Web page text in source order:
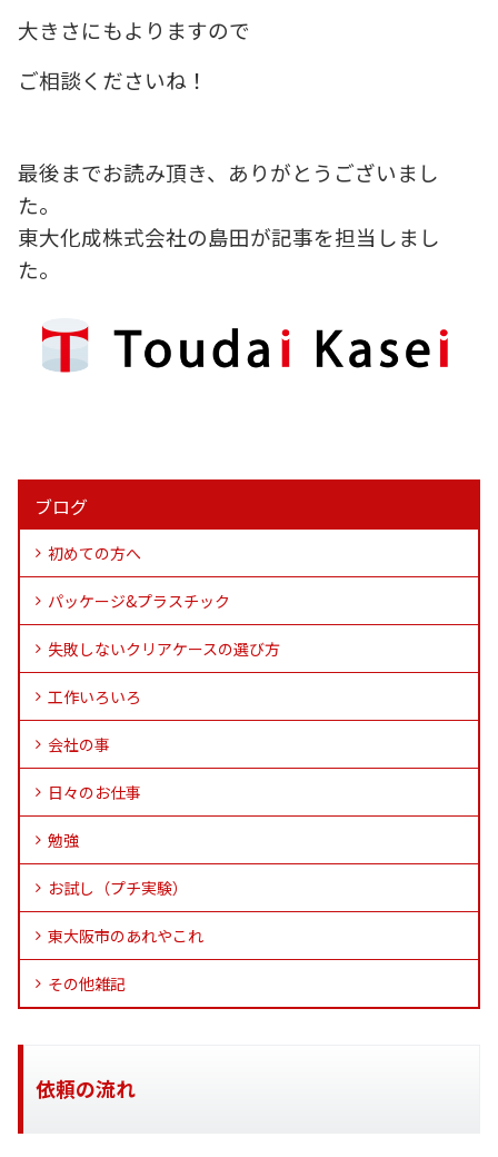
大きさにもよりますので
ご相談くださいね！
最後までお読み頂き、ありがとうございまし
た。
東大化成株式会社の島田が記事を担当しまし
た。
ブログ
初めての方へ
パッケージ&プラスチック
失敗しないクリアケースの選び方
工作いろいろ
会社の事
日々のお仕事
勉強
お試し（プチ実験）
東大阪市のあれやこれ
その他雑記
依頼の流れ